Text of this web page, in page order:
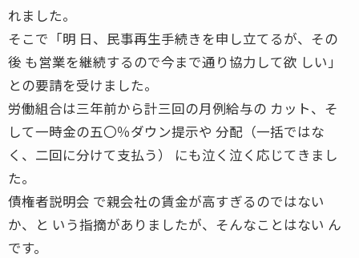
れました。
そこで「明 日、民事再生手続きを申し立てるが、その
後 も営業を継続するので今まで通り協力して欲 しい」
との要請を受けました。
労働組合は三年前から計三回の月例給与の カット、そ
して一時金の五〇％ダウン提示や 分配（一括ではな
く、二回に分けて支払う） にも泣く泣く応じてきまし
た。
債権者説明会 で親会社の賃金が高すぎるのではない
か、と いう指摘がありましたが、そんなことはない ん
です。